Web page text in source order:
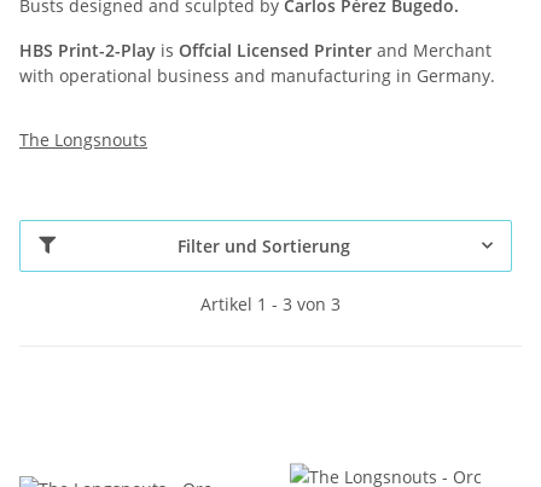
Busts designed and sculpted by Carlos Pérez Bugedo.
HBS Print-2-Play is Offcial Licensed Printer and Merchant
with operational business and manufacturing in Germany.
The Longsnouts
Filter und Sortierung
Artikel 1 - 3 von 3